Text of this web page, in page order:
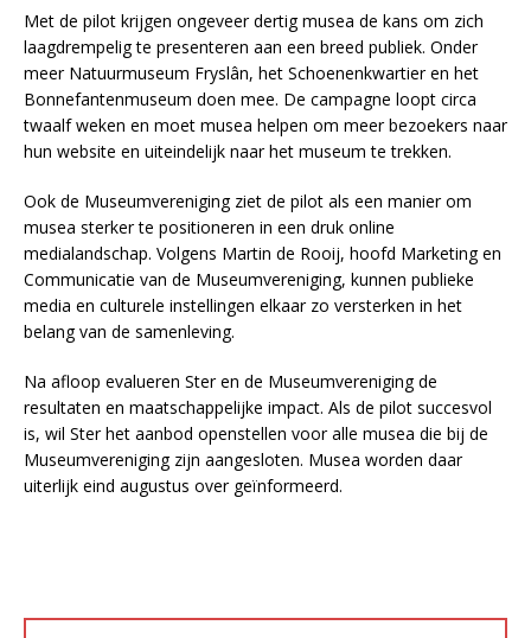
Met de pilot krijgen ongeveer dertig musea de kans om zich
laagdrempelig te presenteren aan een breed publiek. Onder
meer Natuurmuseum Fryslân, het Schoenenkwartier en het
Bonnefantenmuseum doen mee. De campagne loopt circa
twaalf weken en moet musea helpen om meer bezoekers naar
hun website en uiteindelijk naar het museum te trekken.
Ook de Museumvereniging ziet de pilot als een manier om
musea sterker te positioneren in een druk online
medialandschap. Volgens Martin de Rooij, hoofd Marketing en
Communicatie van de Museumvereniging, kunnen publieke
media en culturele instellingen elkaar zo versterken in het
belang van de samenleving.
Na afloop evalueren Ster en de Museumvereniging de
resultaten en maatschappelijke impact. Als de pilot succesvol
is, wil Ster het aanbod openstellen voor alle musea die bij de
Museumvereniging zijn aangesloten. Musea worden daar
uiterlijk eind augustus over geïnformeerd.